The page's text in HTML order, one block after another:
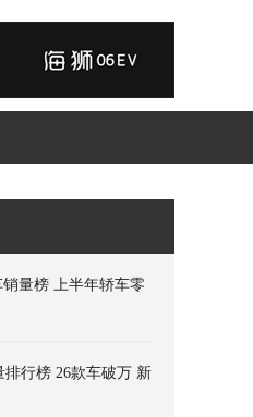
销量榜 上半年轿车零
排行榜 26款车破万 新